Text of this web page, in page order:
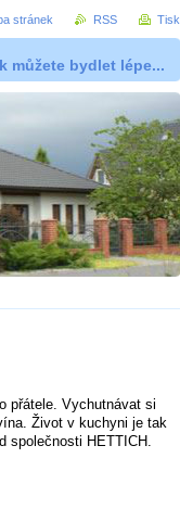
můžete bydlet lépe...
přátele. Vychutnávat si
Život v kuchyni je tak
společnosti HETTICH.
stránek RSS Tisk